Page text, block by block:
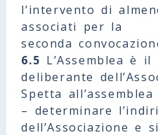
l’intervento di
associati per la
seconda
6.5 L’Assemblea è
deliberante
Spetta
– determinare
dell’Associazione e